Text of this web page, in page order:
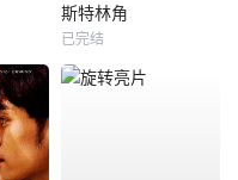
斯特林角
已完结